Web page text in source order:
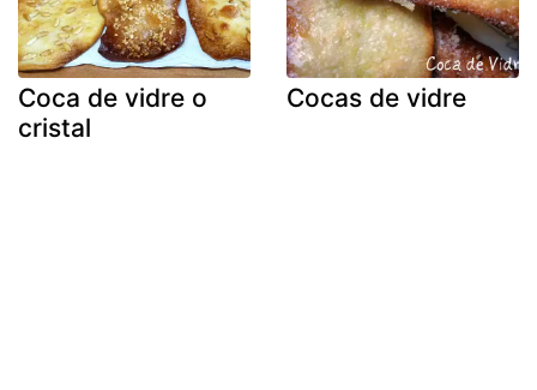
Coca de vidre o
cristal
Cocas de vidre